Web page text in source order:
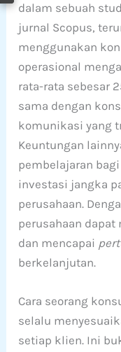
dalam sebuah
jurnal Scopus,
menggunakan
operasional
rata-rata sebesar
sama dengan
komunikasi yang
Keuntungan
pembelajaran
investasi jangka
perusahaan.
perusahaan
dan mencapai
berkelanjutan.
Cara seorang
selalu
setiap klien. Ini